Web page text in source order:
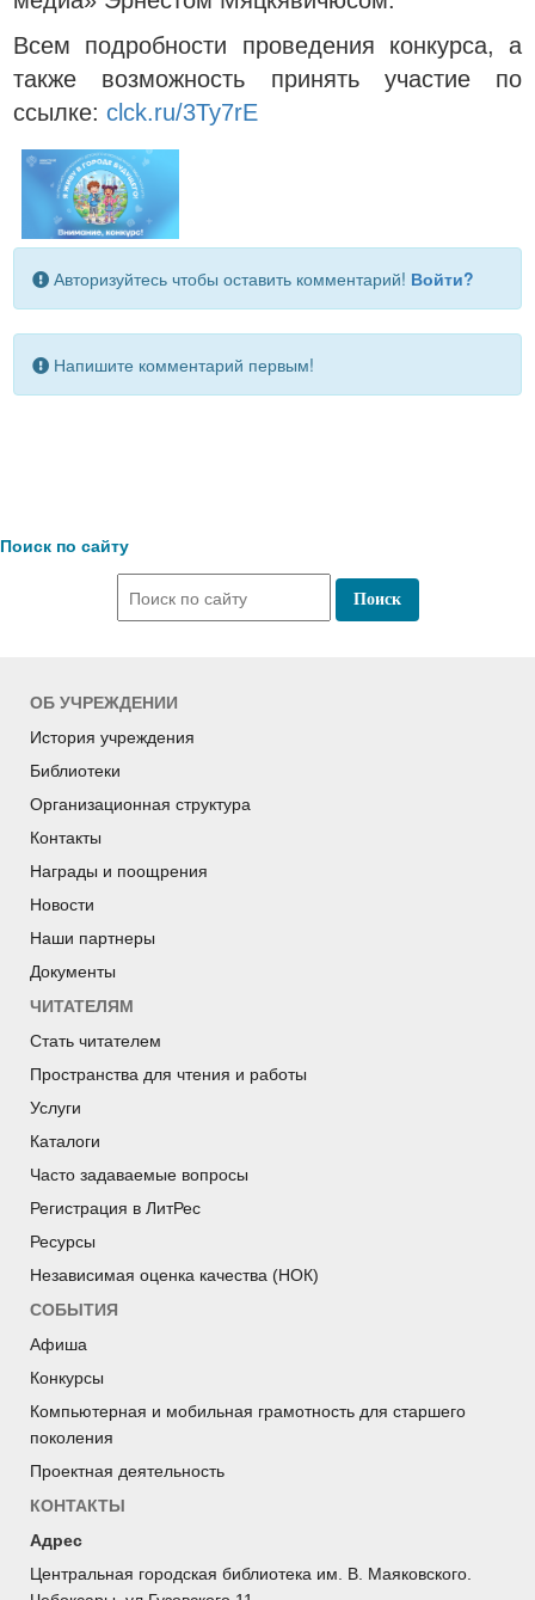
Всем подробности проведения конкурса, а
также возможность принять участие по
ссылке: clck.ru/3Ty7rE
Авторизуйтесь чтобы оставить комментарий! Войти?
Напишите комментарий первым!
Поиск по сайту
ОБ УЧРЕЖДЕНИИ
История учреждения
Библиотеки
Организационная структура
Контакты
Награды и поощрения
Новости
Наши партнеры
Документы
ЧИТАТЕЛЯМ
Стать читателем
Пространства для чтения и работы
Услуги
Каталоги
Часто задаваемые вопросы
Регистрация в ЛитРес
Ресурсы
Независимая оценка качества (НОК)
СОБЫТИЯ
Афиша
Конкурсы
Компьютерная и мобильная грамотность для старшего
поколения
Проектная деятельность
КОНТАКТЫ
Адрес
Центральная городская библиотека им. В. Маяковского.